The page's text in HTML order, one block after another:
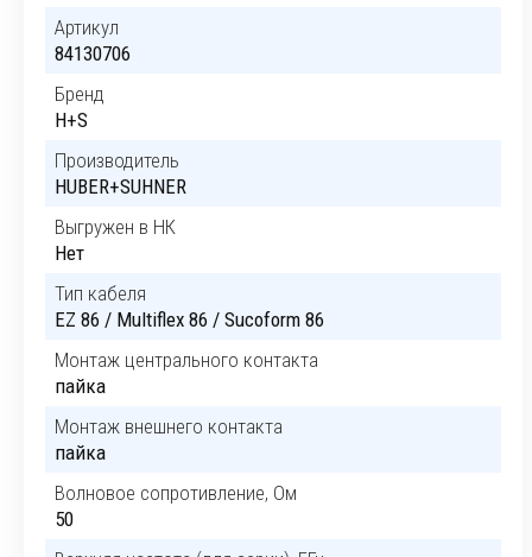
Артикул
84130706
Бренд
H+S
Производитель
HUBER+SUHNER
Выгружен в НК
Нет
Тип кабеля
EZ 86 / Multiflex 86 / Sucoform 86
Монтаж центрального контакта
пайка
Монтаж внешнего контакта
пайка
Волновое сопротивление, Ом
50